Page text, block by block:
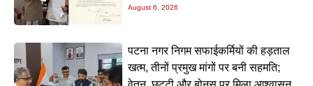
August 6, 2026
पटना नगर निगम सफाईकर्मियों की हड़ताल
खत्म, तीनों प्रमुख मांगों पर बनी सहमति;